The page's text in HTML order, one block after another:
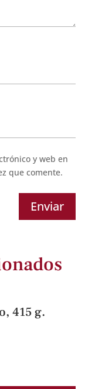
y web en
que comente.
Enviar
415 g.